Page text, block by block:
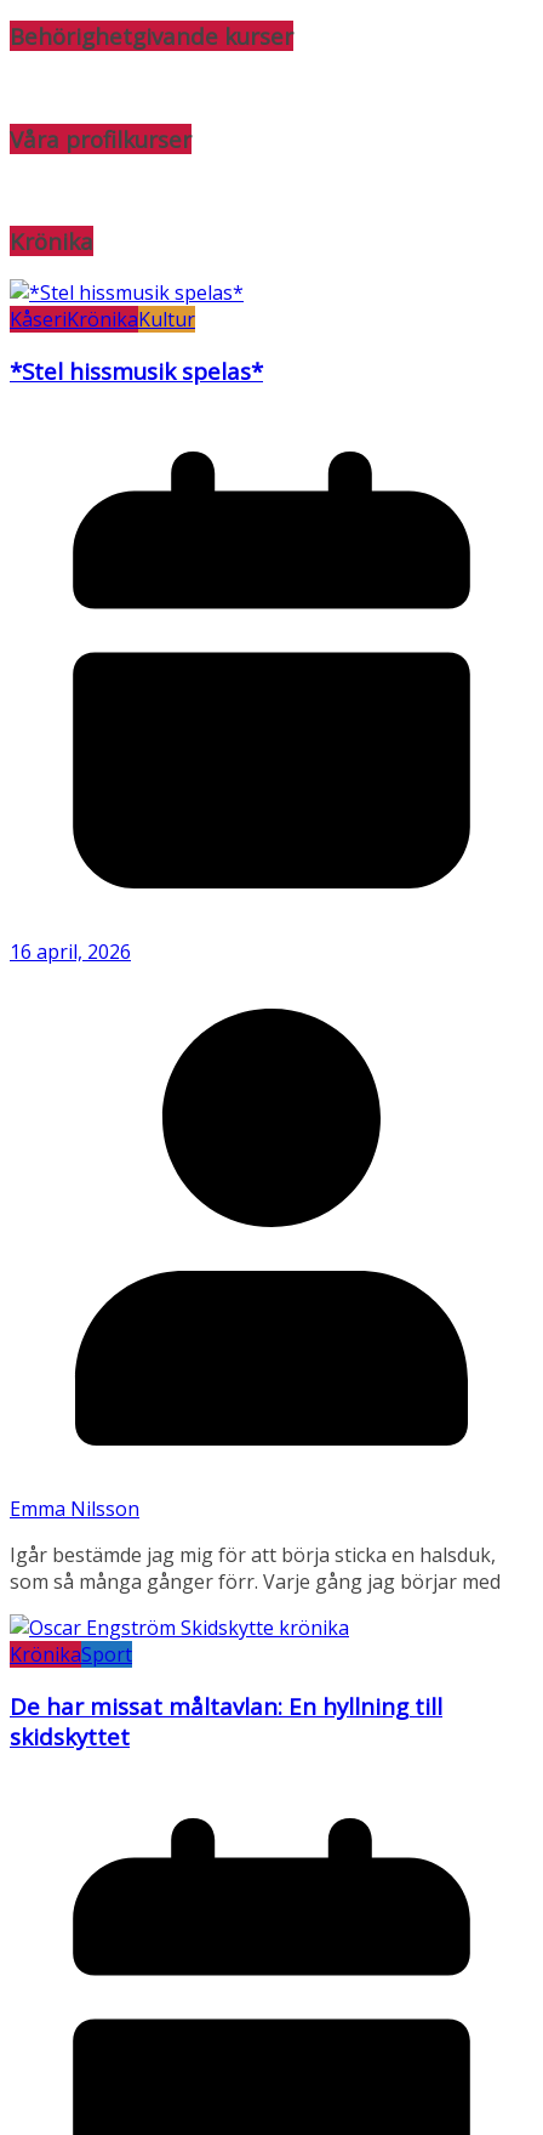
Behörighetgivande kurser
Våra profilkurser
Krönika
KåseriKrönikaKultur
*Stel hissmusik spelas*
16 april, 2026
Emma Nilsson
Igår bestämde jag mig för att börja sticka en halsduk,
som så många gånger förr. Varje gång jag börjar med
KrönikaSport
De har missat måltavlan: En hyllning till
skidskyttet